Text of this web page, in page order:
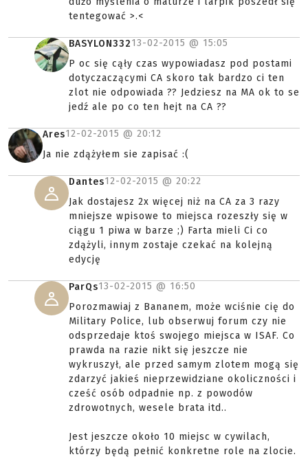
tentegować >.<
BASYLON33213-02-2015 @ 15:05
P oc się cąły czas wypowiadasz pod postami
dotyczaczącymi CA skoro tak bardzo ci ten
zlot nie odpowiada ?? Jedziesz na MA ok to se
jedź ale po co ten hejt na CA ??
Ares12-02-2015 @ 20:12
Ja nie zdążyłem sie zapisać :(
Dantes12-02-2015 @ 20:22
Jak dostajesz 2x więcej niż na CA za 3 razy
mniejsze wpisowe to miejsca rozeszły się w
ciągu 1 piwa w barze ;) Farta mieli Ci co
zdążyli, innym zostaje czekać na kolejną
edycję
ParQs13-02-2015 @ 16:50
Porozmawiaj z Bananem, może wciśnie cię do
Military Police, lub obserwuj forum czy nie
odsprzedaje ktoś swojego miejsca w ISAF. Co
prawda na razie nikt się jeszcze nie
wykruszył, ale przed samym zlotem mogą się
zdarzyć jakieś nieprzewidziane okoliczności i
cześć osób odpadnie np. z powodów
zdrowotnych, wesele brata itd..
Jest jeszcze około 10 miejsc w cywilach,
którzy będą pełnić konkretne role na zlocie.